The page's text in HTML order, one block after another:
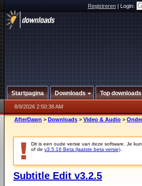
Registreren|Login:
Startpagina Downloads Top downloads
8/9/2026 2:50:38 AM
AfterDawn > Downloads > Video & Audio >
Dit is een oude versie van deze software. Je
of de v3.5.16 Beta (laatste beta versie)
Subtitle Edit v3.2.5